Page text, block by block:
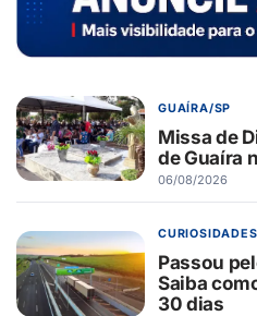
GUAÍRA/SP
Missa de
de Guaíra
06/08/2026
CURIOSIDADES
Passou
Saiba
30 dias